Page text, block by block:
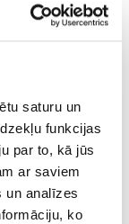
saturu un
funkcijas
par to, kā jūs
ar saviem
un analīzes
ko